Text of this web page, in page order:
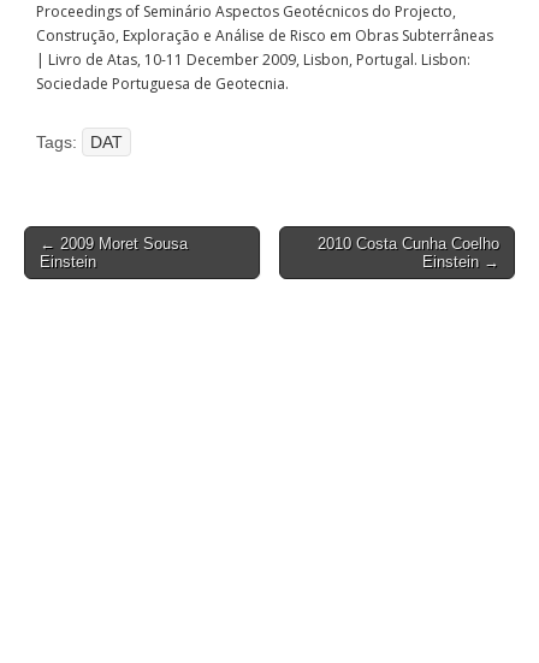
Proceedings of Seminário Aspectos Geotécnicos do Projecto,
Construção, Exploração e Análise de Risco em Obras Subterrâneas
| Livro de Atas, 10-11 December 2009, Lisbon, Portugal. Lisbon:
Sociedade Portuguesa de Geotecnia.
Tags: DAT
Post
navigation
← 2009 Moret Sousa
Einstein
2010 Costa Cunha Coelho
Einstein →